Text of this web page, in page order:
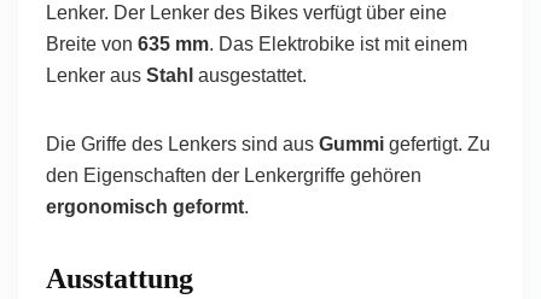
Lenker. Der Lenker des Bikes verfügt über eine
Breite von 635 mm. Das Elektrobike ist mit einem
Lenker aus Stahl ausgestattet.
Die Griffe des Lenkers sind aus Gummigefertigt. Zu
den Eigenschaften der Lenkergriffe gehören
ergonomisch geformt.
Ausstattung